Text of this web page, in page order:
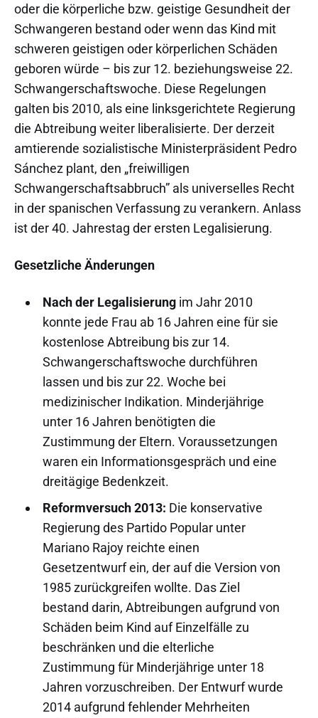
oder die körperliche bzw. geistige Gesundheit der
Schwangeren bestand oder wenn das Kind mit
schweren geistigen oder körperlichen Schäden
geboren würde – bis zur 12. beziehungsweise 22.
Schwangerschaftswoche. Diese Regelungen
galten bis 2010, als eine linksgerichtete Regierung
die Abtreibung weiter liberalisierte. Der derzeit
amtierende sozialistische Ministerpräsident Pedro
Sánchez plant, den „freiwilligen
Schwangerschaftsabbruch” als universelles Recht
in der spanischen Verfassung zu verankern. Anlass
ist der 40. Jahrestag der ersten Legalisierung.
Gesetzliche Änderungen
Nach der Legalisierungim Jahr 2010
konnte jede Frau ab 16 Jahren eine für sie
kostenlose Abtreibung bis zur 14.
Schwangerschaftswoche durchführen
lassen und bis zur 22. Woche bei
medizinischer Indikation. Minderjährige
unter 16 Jahren benötigten die
Zustimmung der Eltern. Voraussetzungen
waren ein Informationsgespräch und eine
dreitägige Bedenkzeit.
Reformversuch 2013: Die konservative
Regierung des Partido Popular unter
Mariano Rajoy reichte einen
Gesetzentwurf ein, der auf die Version von
1985 zurückgreifen wollte. Das Ziel
bestand darin, Abtreibungen aufgrund von
Schäden beim Kind auf Einzelfälle zu
beschränken und die elterliche
Zustimmung für Minderjährige unter 18
Jahren vorzuschreiben. Der Entwurf wurde
2014 aufgrund fehlender Mehrheiten